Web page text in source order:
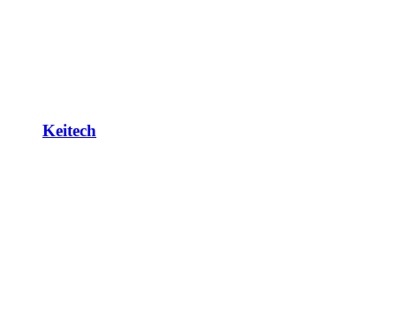
Keitech